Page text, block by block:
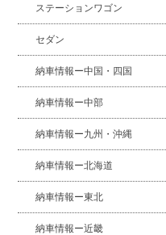
ステーションワゴン
セダン
納車情報ー中国・四国
納車情報ー中部
納車情報ー九州・沖縄
納車情報ー北海道
納車情報ー東北
納車情報ー近畿